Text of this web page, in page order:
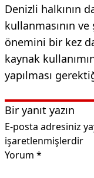
Denizli halkının
kullanmasının ve
önemini bir kez
kaynak
yapılması
Bir yanıt yazın
E-posta adresiniz
işaretlenmişlerdir
Yorum *